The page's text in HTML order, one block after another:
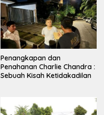
Penangkapan dan
Penahanan Charlie Chandra :
Sebuah Kisah Ketidakadilan